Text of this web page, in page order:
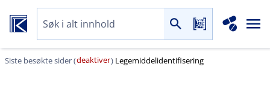
Siste besøkte sider (deaktiver) Legemiddelidentifisering